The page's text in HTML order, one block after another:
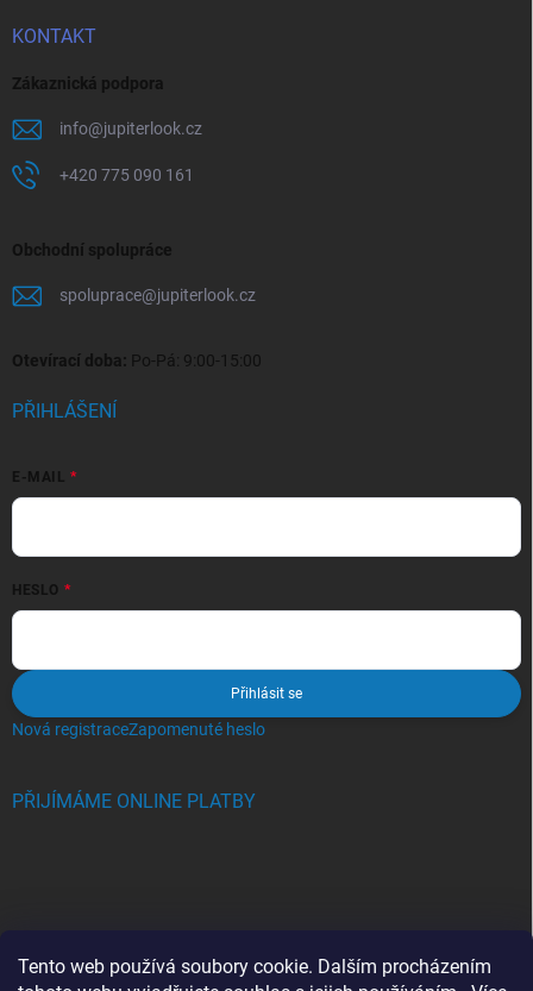
Tento web používá soubory cookie. Dalším procházením
KONTAKT
Zákaznická podpora
info@jupiterlook.cz
+420 775 090 161
Obchodní spolupráce
spoluprace@jupiterlook.cz
Otevírací doba: Po-Pá: 9:00-15:00
PŘIHLÁŠENÍ
E-MAIL
HESLO
Přihlásit se
Nová registraceZapomenuté heslo
PŘIJÍMÁME ONLINE PLATBY
BLOG